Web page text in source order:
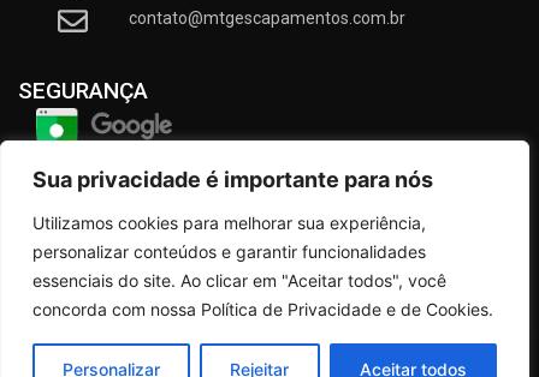
Sua privacidade é importante para nós
Utilizamos cookies para melhorar sua experiência,
personalizar conteúdos e garantir funcionalidades
essenciais do site. Ao clicar em "Aceitar todos", você
concorda com nossa Política de Privacidade e de Cookies.
Personalizar Rejeitar Aceitar todos
contato@mtgescapamentos.com.br
SEGURANÇA
MTG MOTO TUNINGS | CNPJ: 18.560.800.0001-22 | TODOS OS
DIREITOS RESERVADOS © | 2026